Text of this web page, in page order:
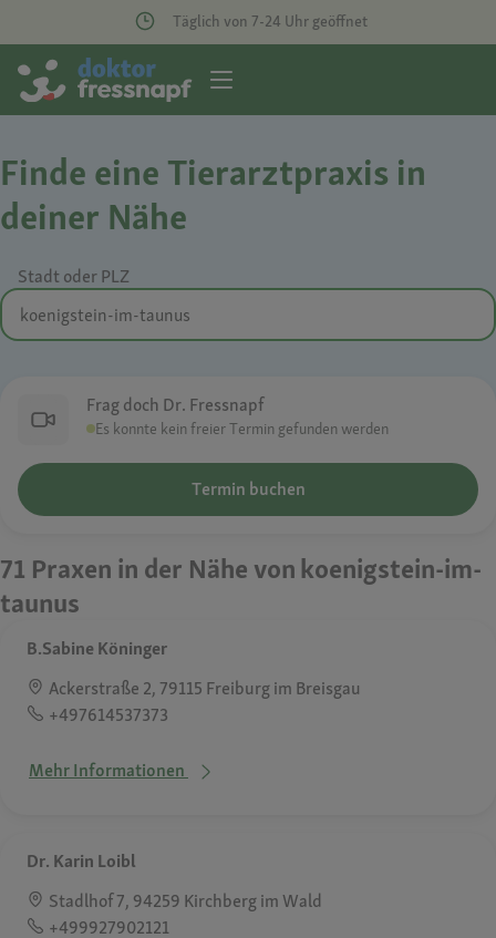
Täglich von 7-24 Uhr geöffnet
Finde eine Tierarztpraxis in
deiner Nähe
Stadt oder PLZ
Frag doch Dr. Fressnapf
Es konnte kein freier Termin gefunden werden
Termin buchen
71 Praxen in der Nähe von koenigstein-im-
taunus
B.Sabine Köninger
Ackerstraße 2, 79115 Freiburg im Breisgau
+497614537373
Mehr Informationen
Dr. Karin Loibl
Stadlhof 7, 94259 Kirchberg im Wald
+499927902121